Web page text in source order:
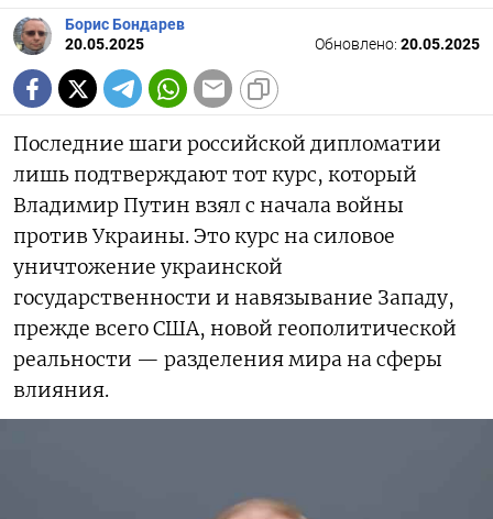
Борис Бондарев
20.05.2025
Обновлено: 20.05.2025
Последние шаги российской дипломатии
лишь подтверждают тот курс, который
Владимир Путин взял с начала войны
против Украины. Это курс на силовое
уничтожение украинской
государственности и навязывание Западу,
прежде всего США, новой геополитической
реальности — разделения мира на сферы
влияния.